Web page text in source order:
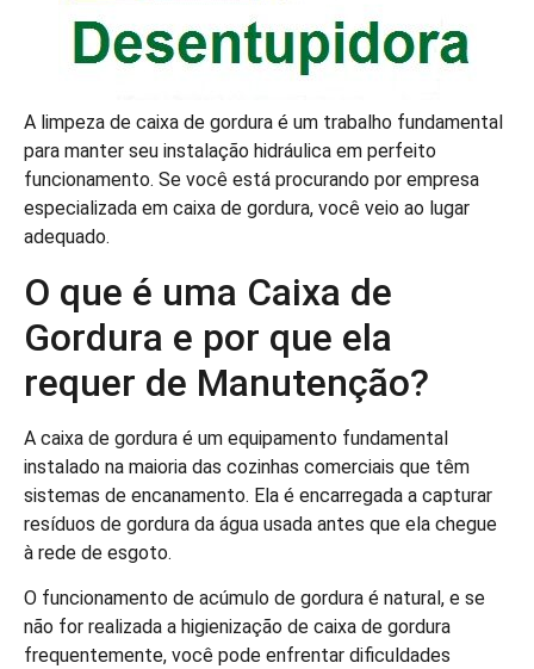
A limpeza de caixa de gordura é um trabalho fundamental
para manter seu instalação hidráulica em perfeito
funcionamento. Se você está procurando por empresa
especializada em caixa de gordura, você veio ao lugar
adequado.
O que é uma Caixa de
Gordura e por que ela
requer de Manutenção?
A caixa de gordura é um equipamento fundamental
instalado na maioria das cozinhas comerciais que têm
sistemas de encanamento. Ela é encarregada a capturar
resíduos de gordura da água usada antes que ela chegue
à rede de esgoto.
O funcionamento de acúmulo de gordura é natural, e se
não for realizada a higienização de caixa de gordura
frequentemente, você pode enfrentar dificuldades